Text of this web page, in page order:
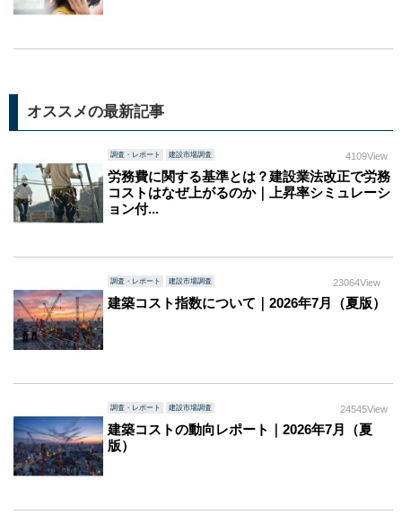
オススメの最新記事
調査・レポート 建設市場調査 4109View
労務費に関する基準とは？建設業法改正で労務
コストはなぜ上がるのか｜上昇率シミュレーシ
ョン付...
調査・レポート 建設市場調査 23064View
建築コスト指数について｜2026年7月（夏版）
調査・レポート 建設市場調査 24545View
建築コストの動向レポート｜2026年7月（夏
版）